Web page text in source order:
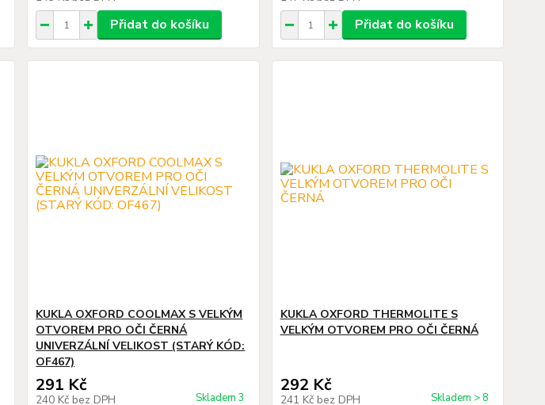
Přidat do košíku Přidat do košíku
KUKLA OXFORD COOLMAX S VELKÝM
OTVOREM PRO OČI ČERNÁ
UNIVERZÁLNÍ VELIKOST (STARÝ KÓD:
OF467)
291 Kč
240 Kč bez DPH Skladem 3
KUKLA OXFORD THERMOLITE S
VELKÝM OTVOREM PRO OČI ČERNÁ
292 Kč
241 Kč bez DPH Skladem > 8